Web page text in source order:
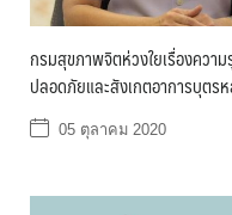
กรมสุขภาพจิตห่วงใยเรื่องควา
ปลอดภัยและสังเกตอาการบุตร
05 ตุลาคม 2020